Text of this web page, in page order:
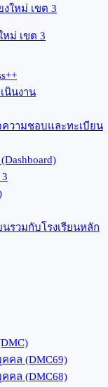
ม่ เขต 3
นินงาน
วามชอบและทะเบียน
รวมกับโรงเรียนหลัก
คล (DMC69)
คล (DMC68)